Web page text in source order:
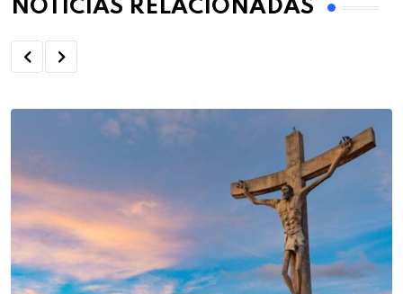
NOTÍCIAS RELACIONADAS